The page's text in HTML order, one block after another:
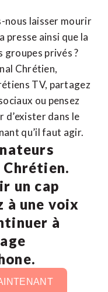
nous laisser mourir
presse ainsi que la
groupes privés ?
Chrétien,
TV, partagez
ou pensez
d’exister dans le
qu’il faut agir.
Chrétien.
un cap
une voix
à